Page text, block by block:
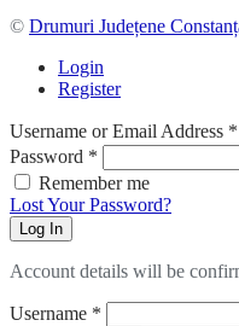
© Drumuri Județene
Login
Register
Username or Email Address *
Password *
Remember me
Lost Your Password?
Log In
Account details will be
Username *